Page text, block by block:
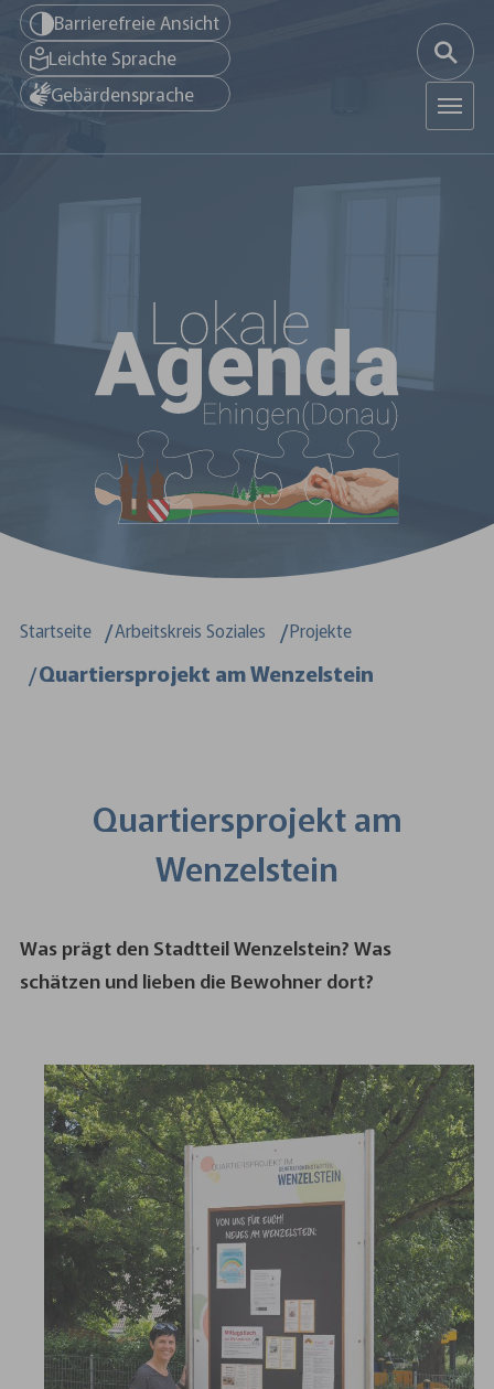
Zum Hauptinhalt springen
Barrierefreie Ansicht
Leichte Sprache
Gebärdensprache
Startseite Arbeitskreis Soziales Projekte
Quartiersprojekt am Wenzelstein
Quartiersprojekt am
Wenzelstein
Was prägt den Stadtteil Wenzelstein? Was
schätzen und lieben die Bewohner dort?